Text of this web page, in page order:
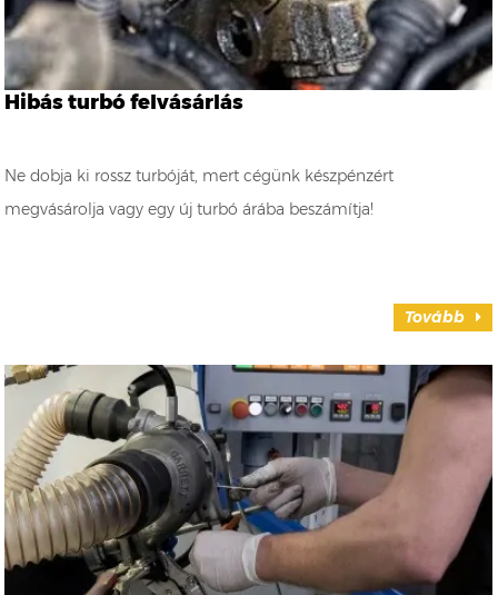
Hibás turbó felvásárlás
Ne dobja ki rossz turbóját, mert cégünk készpénzért
megvásárolja vagy egy új turbó árába beszámítja!
Tovább